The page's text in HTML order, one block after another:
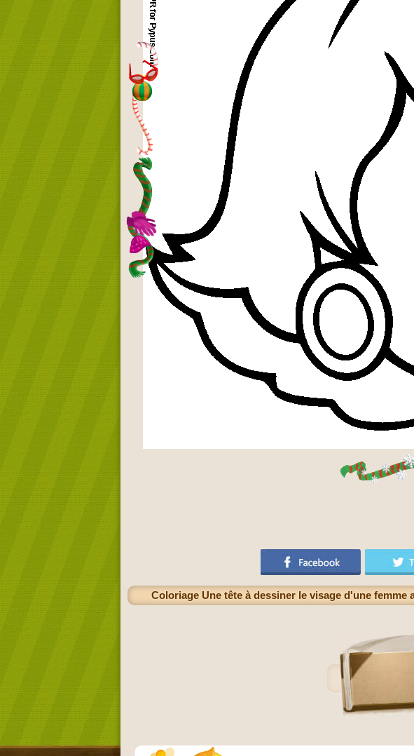
Coloriage Une tête à dessiner le visage d'une